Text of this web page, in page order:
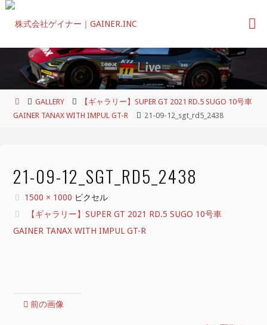
コ
ホ
ー
GALLERY
【ギャラリー】SUPER GT 2021 RD.5 SUGO 10号車
GAINER TANAX WITH IMPUL GT-R
21-09-12_sgt_rd5_2438
21-09-12_SGT_RD5_2438
フ
ル
サ
1500 × 1000 ピクセル
【ギャラリー】SUPER GT 2021 RD.5 SUGO 10号車
GAINER TANAX WITH IMPUL GT-R
前の画像